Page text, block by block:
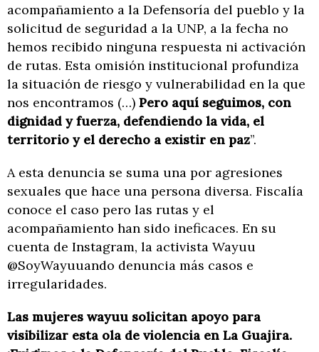
acompañamiento a la Defensoría del pueblo y la
solicitud de seguridad a la UNP, a la fecha no
hemos recibido ninguna respuesta ni activación
de rutas. Esta omisión institucional profundiza
la situación de riesgo y vulnerabilidad en la que
nos encontramos (…) Pero aquí seguimos, con
dignidad y fuerza, defendiendo la vida, el
territorio y el derecho a existir en paz”.
A esta denuncia se suma una por agresiones
sexuales que hace una persona diversa. Fiscalía
conoce el caso pero las rutas y el
acompañamiento han sido ineficaces. En su
cuenta de Instagram, la activista Wayuu
@SoyWayuuando denuncia más casos e
irregularidades.
Las mujeres wayuu solicitan apoyo para
visibilizar esta ola de violencia en La Guajira.